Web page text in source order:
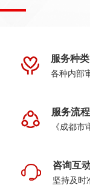
服务种类
各种内部
服务流程
《成都
咨询互
坚持及时